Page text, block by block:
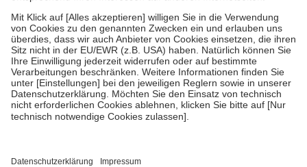
stärken und die besondere Stellung der Familie zu unterstützen,
fallenkeine Zuzahlungenan bei:
• Kindern und Jugendlichen bis zum vollendeten 18. Lebensjahr
mit Ausnahme der Fahrkosten
• Untersuchungen zur Vorsorge und Früherkennung, die von der
GKV getragen werden
• empfohlenen Schutzimpfungen
• Harn- und Blutteststreifen
getroffen, um sicherzustellen, dass es sich um echte Bewertungen